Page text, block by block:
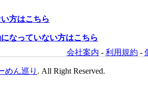
方はこちら
なっていない方はこちら
会社案内 - 利用規約 -
めん巡り . All Right Reserved.